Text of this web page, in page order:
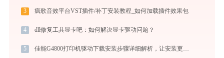
3 疯歌音效平台VST插件/补丁安装教程_如何加载插件效果包
4 dll修复工具显卡吧：如何解决显卡驱动问题？
5 佳能G4800打印机驱动下载安装步骤详细解析，让安装更简单